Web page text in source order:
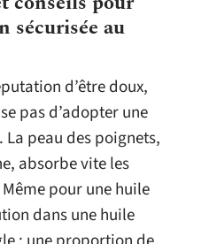
sécurisée au
d’être doux,
pas d’adopter une
peau des poignets,
absorbe vite les
pour une huile
dans une huile